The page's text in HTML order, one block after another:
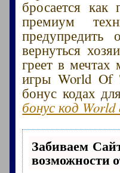
бросается
премиум
вернуться
греет в мечтах
игры World Of
бонус кодах
бонус код
Забиваем
возможности